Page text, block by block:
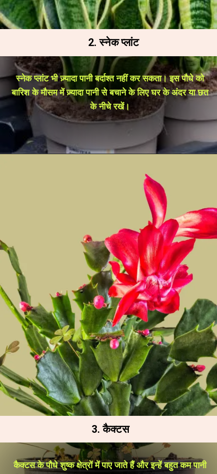
स्नेक प्लांट भी ज़्यादा पानी बर्दाश्त नहीं कर सकता। इस पौधे को
बारिश के मौसम में ज़्यादा पानी से बचाने के लिए घर के अंदर या छत
के नीचे रखें।
2. स्नेक प्लांट
कैक्टस के पौधे शुष्क क्षेत्रों में पाए जाते हैं और इन्हें बहुत कम पानी
3. कैक्टस